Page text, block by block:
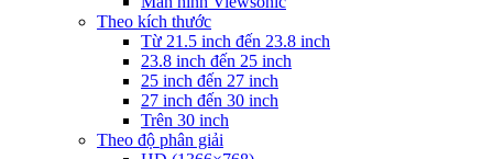
Theo kích thước
Từ 21.5 inch đến 23.8 inch
23.8 inch đến 25 inch
25 inch đến 27 inch
27 inch đến 30 inch
Trên 30 inch
Theo độ phân giải